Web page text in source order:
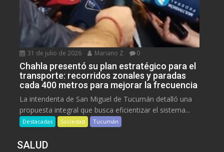
31 de julio de 2026 Mariano Z 0
Chahla presentó su plan estratégico para el
transporte: recorridos zonales y paradas
cada 400 metros para mejorar la frecuencia
La intendenta de San Miguel de Tucumán detalló una
propuesta integral que busca eficientizar el sistema...
Destacadas Sociedad Tucumán
SALUD